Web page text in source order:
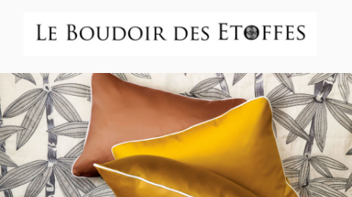
LE BOUDOIR DES ETOFFES